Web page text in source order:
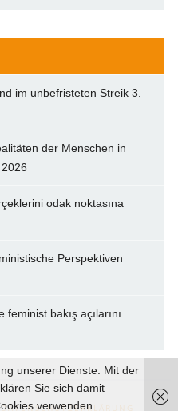
im unbefristeten Streik 3.
der Menschen in
odak noktasına
Perspektiven
bakış açılarını
DATENSCHUTZERKLÄRUNG
unserer Dienste. Mit der
Sie sich damit
verwenden.